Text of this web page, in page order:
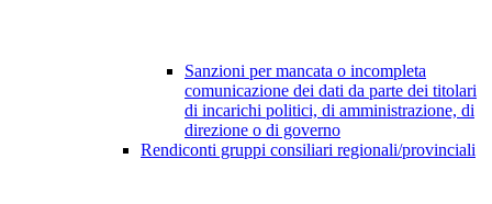
Sanzioni per mancata o incompleta
comunicazione dei dati da parte dei titolari
di incarichi politici, di amministrazione, di
direzione o di governo
Rendiconti gruppi consiliari regionali/provinciali